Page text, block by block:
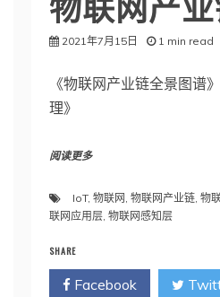
2021年7月15日 1 min read
《物联网产业链全景图谱
理》
阅读更多
IoT, 物联网 物联网产业链 物
联网应用层 物联网感知层
SHARE
Facebook